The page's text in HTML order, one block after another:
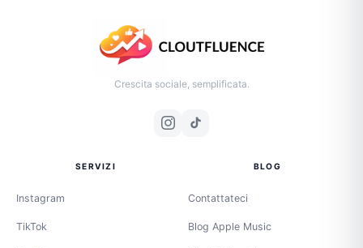
Crescita sociale, semplificata.
SERVIZI
Instagram
TikTok
BLOG
Contattateci
Blog Apple Music